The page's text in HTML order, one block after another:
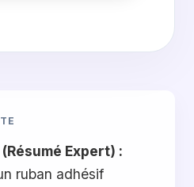
Expert) :
ruban adhésif